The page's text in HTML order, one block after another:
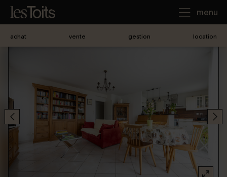
menu
Je loue
achat vente gestion location